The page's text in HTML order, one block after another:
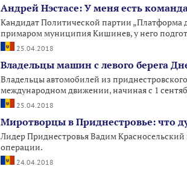
Андрей Нэстасе: У меня есть
Кандидат Политической партии „Платформа
примаром муниципия Кишинев, у него
25.04.2018
Владельцы машин с левого берега
Владельцы автомобилей из
международном движении, начиная с 1
25.04.2018
Миротворцы в Приднестровье: что
Лидер Приднестровья Вадим
операции.
24.04.2018